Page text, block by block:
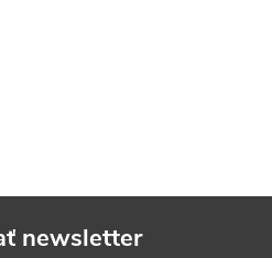
newsletter